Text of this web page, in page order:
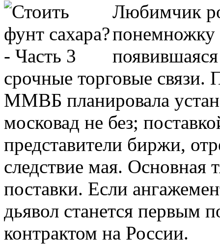
Любимчик
понемножку
срочные торговые связи.
ММВБ планировала
московад не без;
представители биржи,
следствие мая. Основная
поставки. Если
дьявол станется первым
контрактом на России.